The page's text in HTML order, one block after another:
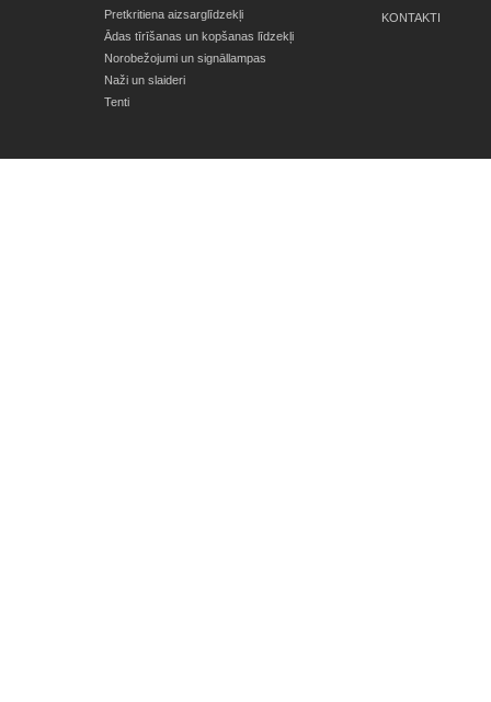
Pretkritiena aizsarglīdzekļi
Ādas tīrīšanas un kopšanas līdzekļi
Norobežojumi un signāllampas
Naži un slaideri
Tenti
KONTAKTI